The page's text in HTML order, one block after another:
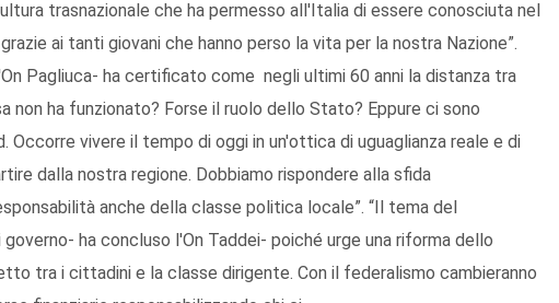
trasnazionale che ha permesso all'Italia di essere conosciuta nel
ai tanti giovani che hanno perso la vita per la nostra Nazione”.
Pagliuca- ha certificato come negli ultimi 60 anni la distanza tra
non ha funzionato? Forse il ruolo dello Stato? Eppure ci sono
vivere il tempo di oggi in un'ottica di uguaglianza reale e di
dalla nostra regione. Dobbiamo rispondere alla sfida
anche della classe politica locale”. “Il tema del
ha concluso l'On Taddei- poiché urge una riforma dello
tra i cittadini e la classe dirigente. Con il federalismo cambieranno